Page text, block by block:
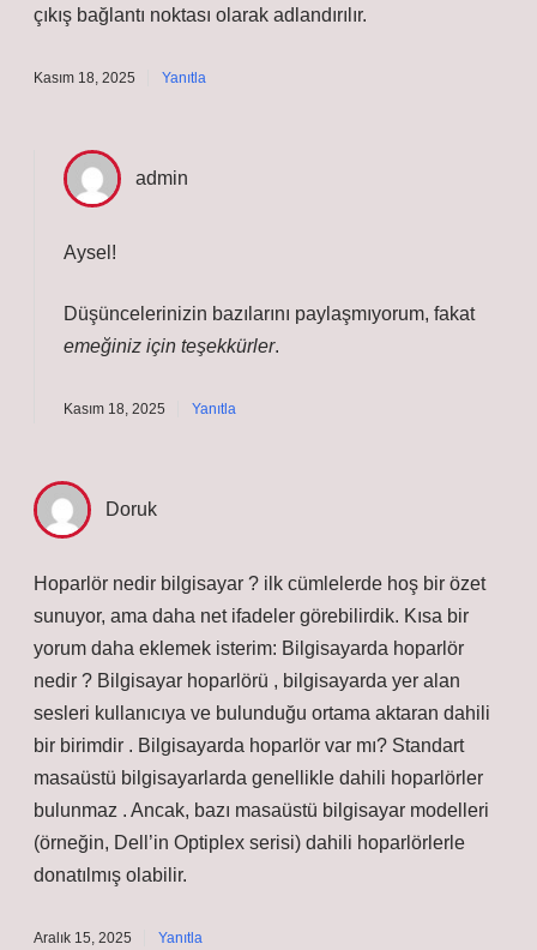
çıkış bağlantı noktası olarak adlandırılır.
Kasım 18, 2025 Yanıtla
admin
Aysel!
Düşüncelerinizin bazılarını paylaşmıyorum, fakat
emeğiniz için teşekkürler.
Kasım 18, 2025 Yanıtla
Doruk
Hoparlör nedir bilgisayar ? ilk cümlelerde hoş bir özet
sunuyor, ama daha net ifadeler görebilirdik. Kısa bir
yorum daha eklemek isterim: Bilgisayarda hoparlör
nedir ? Bilgisayar hoparlörü , bilgisayarda yer alan
sesleri kullanıcıya ve bulunduğu ortama aktaran dahili
bir birimdir . Bilgisayarda hoparlör var mı? Standart
masaüstü bilgisayarlarda genellikle dahili hoparlörler
bulunmaz . Ancak, bazı masaüstü bilgisayar modelleri
(örneğin, Dell’in Optiplex serisi) dahili hoparlörlerle
donatılmış olabilir.
Aralık 15, 2025 Yanıtla